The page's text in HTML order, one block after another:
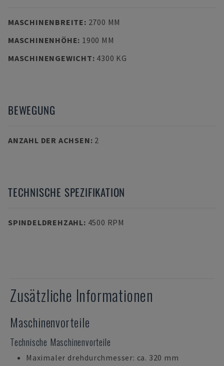
MASCHINENBREITE: 2700 MM
MASCHINENHÖHE: 1900 MM
MASCHINENGEWICHT: 4300 KG
BEWEGUNG
ANZAHL DER ACHSEN: 2
TECHNISCHE SPEZIFIKATION
SPINDELDREHZAHL: 4500 RPM
Zusätzliche Informationen
Maschinenvorteile
Technische Maschinenvorteile
Maximaler drehdurchmesser: ca. 320 mm